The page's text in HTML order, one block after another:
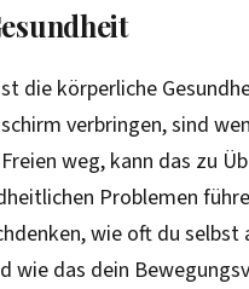
die körperliche
verbringen, sind
weg, kann das zu
Problemen
wie oft du selbst
wie das dein